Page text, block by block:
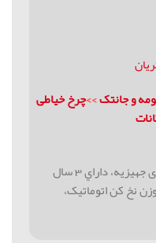
و جانتک>>چرخ خیاطی
8 مدل گلدوزي، زیباترین محصول برای جهیزیه، داراي 3 سال
نخ کن اتوماتیک،